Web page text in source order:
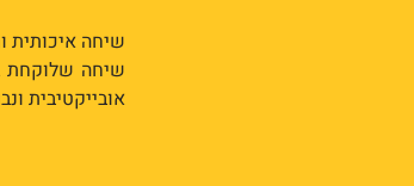
שיחה איכותית
שיחה שלוקחת
אובייקטיבית